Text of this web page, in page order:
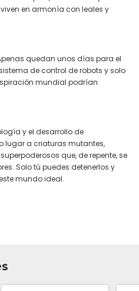
en armonía con leales y
quedan unos días para el
de control de robots y solo
mundial podrían
y el desarrollo de
lugar a criaturas mutantes,
que, de repente, se
Solo tú puedes detenerlos y
mundo ideal.